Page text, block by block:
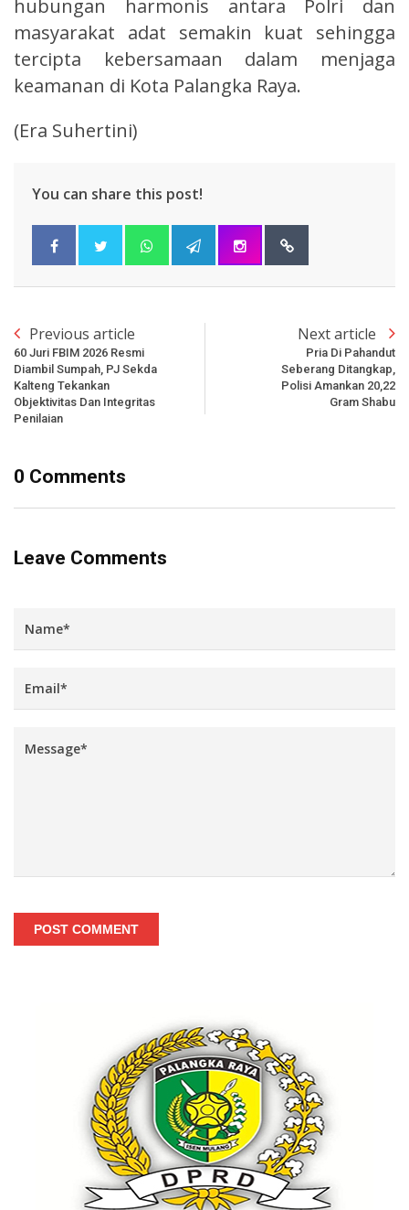
hubungan harmonis antara Polri dan
masyarakat adat semakin kuat sehingga
tercipta kebersamaan dalam menjaga
keamanan di Kota Palangka Raya.
(Era Suhertini)
You can share this post!
Previous article
60 Juri FBIM 2026 Resmi
Diambil Sumpah, PJ Sekda
Kalteng Tekankan
Objektivitas Dan Integritas
Penilaian
Next article
Pria Di Pahandut
Seberang Ditangkap,
Polisi Amankan 20,22
Gram Shabu
0 Comments
Leave Comments
POST COMMENT